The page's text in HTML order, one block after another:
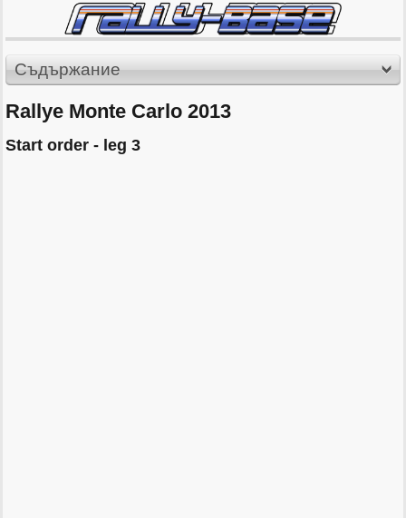
Съдържание
Rallye Monte Carlo 2013
Start order - leg 3